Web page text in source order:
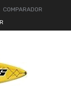
COMPARADOR